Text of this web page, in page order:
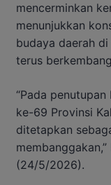
mencerminkan
menunjukkan
budaya daerah
terus
“Pada
ke-69 Provinsi
ditetapkan
(24/5/2026).